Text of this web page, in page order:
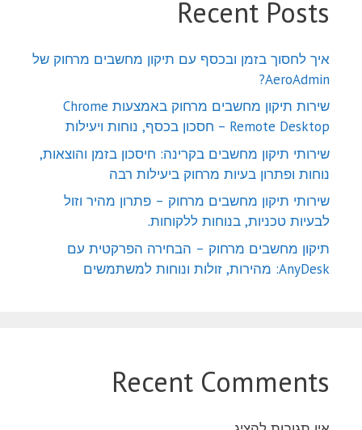
Recent Posts
איך לחסוך בזמן ובכסף עם תיקון מחשבים מרחוק של
AeroAdmin?
שירות תיקון מחשבים מרחוק באמצעות Chrome
Remote Desktop – חסכון בכסף, נוחות ויעילות
שירותי תיקון מחשבים בקרינה: חיסכון בזמן והוצאות,
נוחות ופתרון בעיות מרחוק ביעילות רבה
שירותי תיקון מחשבים מרחוק – פתרון מהיר וזול
לבעיות טכניות, בנוחות ללקוחות.
תיקון מחשבים מרחוק – הבחירה הפרקטית עם
AnyDesk: מהירות, זולות ונוחות למשתמשים
Recent Comments